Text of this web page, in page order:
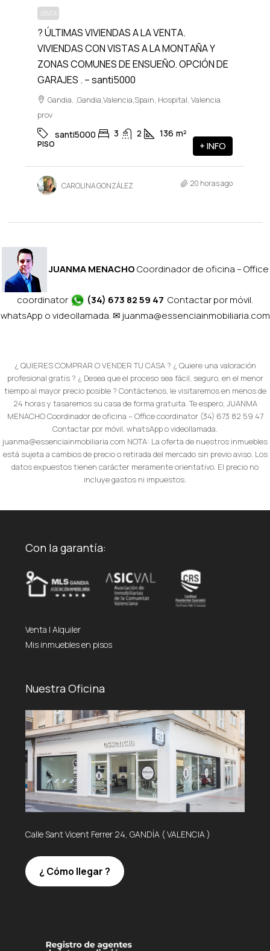
VENTA
? ÚLTIMAS VIVIENDAS A LA VENTA.
VIVIENDAS CON VISTAS A LA MONTAÑA Y
ZONAS COMUNES DE ENSUEÑO. OPCIÓN DE
GARAJES . – santi5000
Gandia, ,Gandia,Valencia,Spain, Hospital, Valencia
prov
santi5000 3 2 136 m²
PISO + INFO
CAROLINA GONZÁLEZ 20 horas ago
JUANMA MENACHOCoordinador de oficina – Office
coordinator (34) 673 82 59 47 Contactar por móvil.
whatsApp o videollamada. ✉ juanma@essenciainmobiliaria.com
¿ QUIERES COMPRAR O VENDER TU CASA ? ¿ Quiere una valoración
profesional gratis ? ¿ Desea que el proceso sea fácil, seguro, en el menor
tiempo al mayor precio posible ? Contáctenos, le visitaremos en menos de
24 horas y tasaremos su casa de forma gratuita. Te espero, JUANMA
MENACHO Coordinador de oficina – Office coordinator (34) 673 82 59 47
Contactar por móvil. whatsApp o videollamada.
juanma@essenciainmobiliaria.com NOTA: La oferta de nuestros inmuebles
está sujeta a cambios de precio o retirada del mercado sin previo aviso. Los
datos expuestos tienen carácter meramente orientativo. El precio no
incluye gastos ni impuestos.
Con la garantía:
Venta | Alquiler
Mis inmuebles en pisos
Nuestra Oficina
Calle Sant Vicent Ferrer 24, GANDÍA ( VALENCIA )
¿ Cómo llegar ?